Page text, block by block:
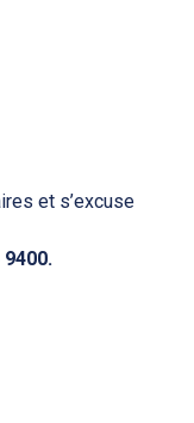
et s’excuse
9400.